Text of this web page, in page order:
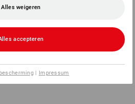
Alles weigeren
accepteren
| Impressum